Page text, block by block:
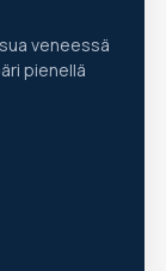
veneessä
pienellä